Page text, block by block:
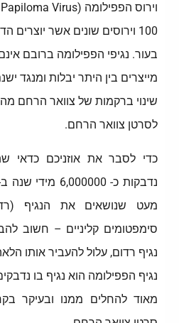
100 וירוסים שונים אשר
בעור. נגיפי הפפילומה ברובם
מייצרים בין היתר יבלות ומנגד
שינוי ברקמות של צוואר הרחם
לסרטן צוואר הרחם.
כדי לסבר את אוזניכם כדאי
מעט שנושאים את הנגיף
סימפטומים קליניים – חשוב
נגיף רדום, עלול להעביר אותו
נגיף הפפילומה הוא נגיף בו
מאוד להחלים ממנו ובעיקר